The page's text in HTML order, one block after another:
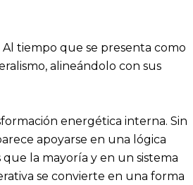
tiempo que se presenta como
alineándolo con sus
energética interna. Sin
apoyarse en una lógica
la mayoría y en un sistema
se convierte en una forma